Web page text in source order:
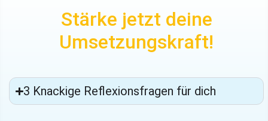
Stärke jetzt deine
Umsetzungskraft!
3 Knackige Reflexionsfragen für dich